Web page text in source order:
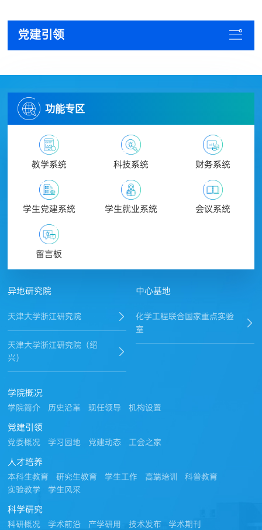
党建引领
功能专区
教学系统 科技系统 财务系统
学生党建系统 学生就业系统 会议系统
留言板
异地研究院
天津大学浙江研究院
天津大学浙江研究院（绍
兴）
中心基地
化学工程联合国家重点实验
室
学院概况
学院简介 历史沿革 现任领导 机构设置
党建引领
党委概况 学习园地 党建动态 工会之家
人才培养
本科生教育 研究生教育 学生工作 高端培训
科普教育
实验教学
学生风采
科学研究
科研概况 学术前沿 产学研用 技术发布 学术期刊